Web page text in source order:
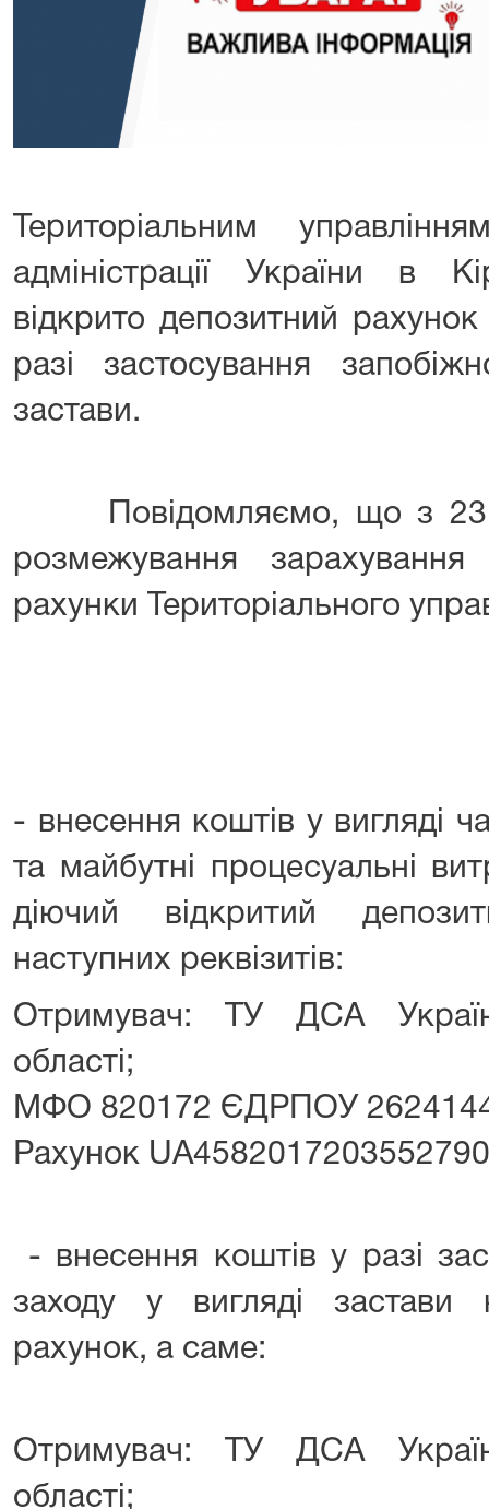
Територіальним
адміністрації України в
відкрито депозитний
разі застосування
застави.
Повідомляємо, що з 23
розмежування
рахунки Територіального
- внесення коштів у вигляді
та майбутні процесуальні
діючий відкритий
наступних реквізитів:
Отримувач: ТУ ДСА
області;
МФО 820172 ЄДРПОУ
Рахунок
- внесення коштів у разі
заходу у вигляді застави
рахунок, а саме:
Отримувач: ТУ ДСА
області;